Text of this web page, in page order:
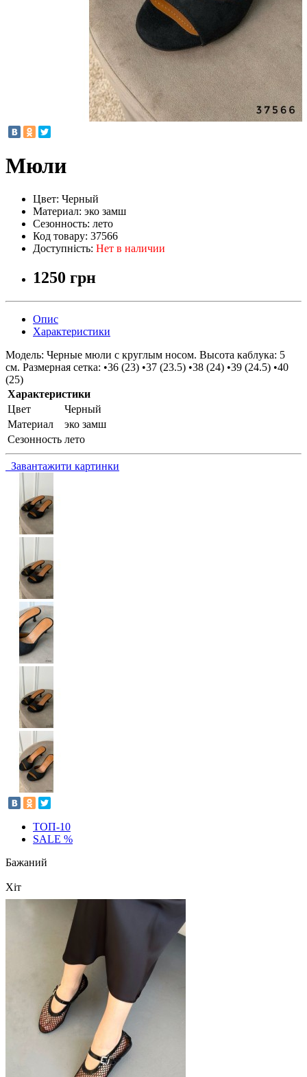
Мюли
Цвет: Черный
Материал: эко замш
Сезонность: лето
Код товару: 37566
Доступність: Нет в наличии
1250 грн
Опис
Характеристики
Модель: Черные мюли с круглым носом. Высота каблука: 5
см. Размерная сетка: •36 (23) •37 (23.5) •38 (24) •39 (24.5) •40
(25)
Характеристики
Цвет
Черный
Материал
эко замш
Сезонность лето
Завантажити картинки
ТОП-10
SALE %
Бажаний
Хіт